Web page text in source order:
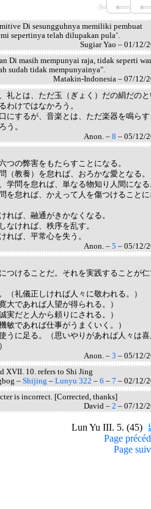
Di sesungguhnya memiliki pembuat
sepertinya telah dilupakan pula’.
Sugiar Yao – 01/12/
Di masih mempunyai raja, tidak seperti
sudah tidak mempunyainya".
Matakin-Indonesia – 07/12/
礼とは、ただ玉（ぎょく）だの絹だの
わけではなかろう。
にするが、音楽とは、ただ楽器を鳴らす
う。
Anon. – 8 – 05/12/
つの弊害をもたらすことになる。
（教養）を怠れば、おろかな愛となる。
学問を怠れば、単なる物知り人間になる
を怠れば、かえって人を傷つけることに
れば、融通がきかなくなる。
なければ、秩序を乱す。
れば、平常心を失う。
Anon. – 5 – 05/12/
つけることだ。それを実践することが
（礼儀正しければ人々に敬われる。）
大であれば人望が得られる。）
実だと人から頼りにされる。）
敏であれば仕事がうまくいく。）
うに足る。（思いやりがあれば人々は喜
Anon. – 3 – 05/12/
XVII. 10. refers to Shi Jing
– Shijing – Lunyu 322 – 6 – 7 – 02/12/
is incorrect. [Corrected, thanks]
David – 2 – 07/12/
Lun Yu III. 5. (45)
Page
Page